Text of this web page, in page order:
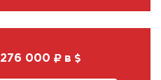
276 000 в